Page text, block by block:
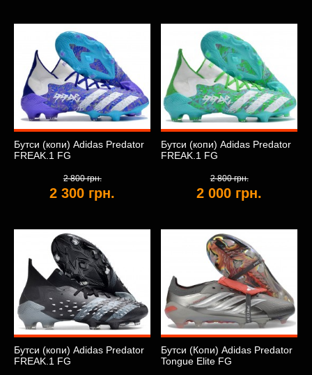
Бутси (копи) Adidas Predator
FREAK.1 FG
2 800 грн.
2 300 грн.
Бутси (копи) Adidas Predator
FREAK.1 FG
2 800 грн.
2 000 грн.
Бутси (копи) Adidas Predator
FREAK.1 FG
Бутси (Копи) Adidas Predator
Tongue Elite FG